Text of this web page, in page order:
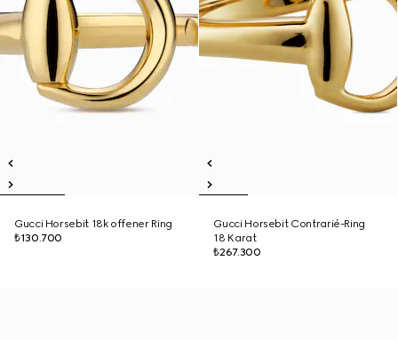
Gucci Horsebit 18k offener Ring
₺130.700
Gucci Horsebit Contrarié-Ring
18 Karat
₺267.300